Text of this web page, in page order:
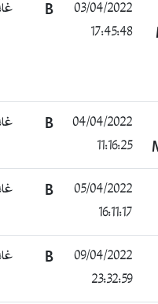
03/04/2022
17:45:48
B غائب
04/04/2022
11:16:25
B غائب
05/04/2022
16:11:17
B غائب
09/04/2022
23:32:59
B غائب